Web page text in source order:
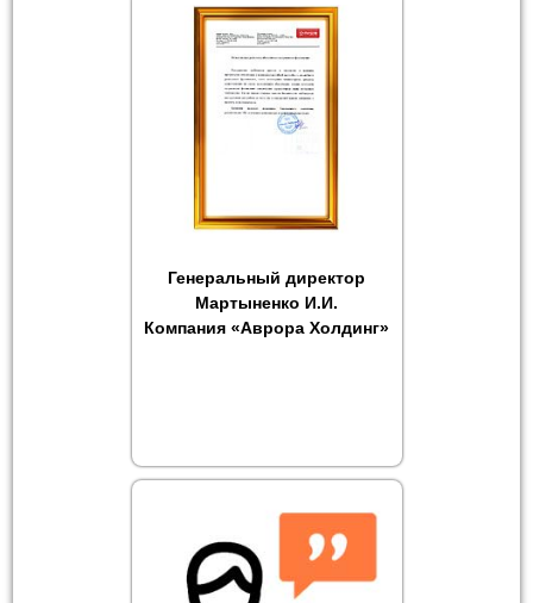
Генеральный директор
Мартыненко И.И.
Компания «Аврора Холдинг»